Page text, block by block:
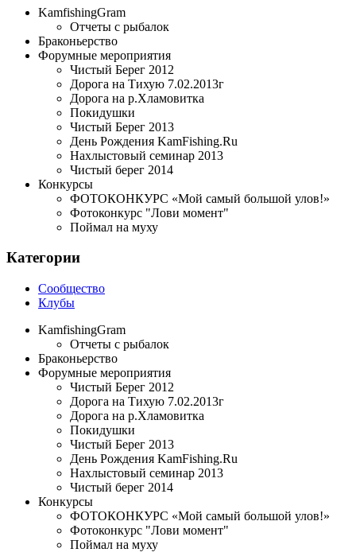
KamfishingGram
Отчеты с рыбалок
Браконьерство
Форумные мероприятия
Чистый Берег 2012
Дорога на Тихую 7.02.2013г
Дорога на р.Хламовитка
Покидушки
Чистый Берег 2013
День Рождения KamFishing.Ru
Нахлыстовый семинар 2013
Чистый берег 2014
Конкурсы
ФОТОКОНКУРС «Мой самый большой улов!»
Фотоконкурс "Лови момент"
Поймал на муху
Категории
Сообщество
Клубы
KamfishingGram
Отчеты с рыбалок
Браконьерство
Форумные мероприятия
Чистый Берег 2012
Дорога на Тихую 7.02.2013г
Дорога на р.Хламовитка
Покидушки
Чистый Берег 2013
День Рождения KamFishing.Ru
Нахлыстовый семинар 2013
Чистый берег 2014
Конкурсы
ФОТОКОНКУРС «Мой самый большой улов!»
Фотоконкурс "Лови момент"
Поймал на муху